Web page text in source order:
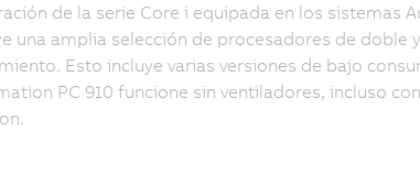
de la serie Core i equipada en los sistemas
una amplia selección de procesadores de doble
Esto incluye varias versiones de bajo
PC 910 funcione sin ventiladores, incluso